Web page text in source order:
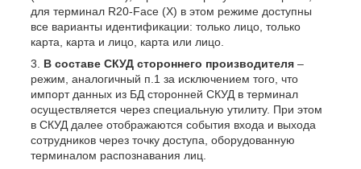
для терминал R20-Face (X) в этом режиме доступны
все варианты идентификации: только лицо, только
карта, карта и лицо, карта или лицо.
В составе СКУД стороннего производителя –
режим, аналогичный п.1 за исключением того, что
импорт данных из БД сторонней СКУД в терминал
осуществляется через специальную утилиту. При этом
в СКУД далее отображаются события входа и выхода
сотрудников через точку доступа, оборудованную
терминалом распознавания лиц.